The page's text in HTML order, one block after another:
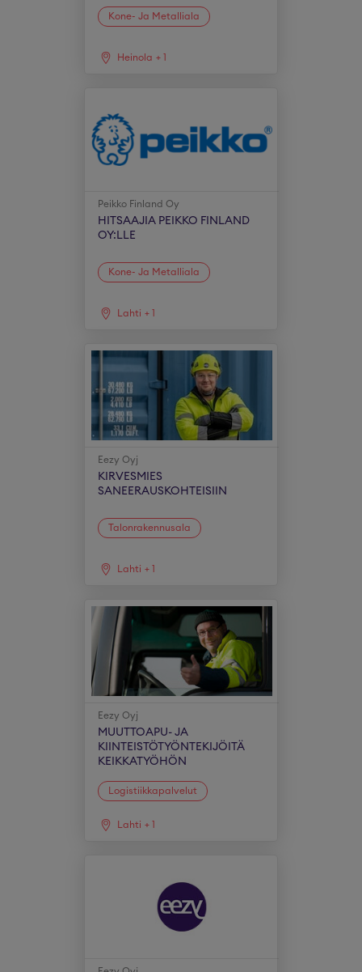
Kone- Ja Metalliala
Heinola + 1
Peikko Finland Oy
HITSAAJIA PEIKKO FINLAND
OY:LLE
Kone- Ja Metalliala
Lahti + 1
Eezy Oyj
KIRVESMIES
SANEERAUSKOHTEISIIN
Talonrakennusala
Lahti + 1
Eezy Oyj
MUUTTOAPU- JA
KIINTEISTÖTYÖNTEKIJÖITÄ
KEIKKATYÖHÖN
Logistiikkapalvelut
Lahti + 1